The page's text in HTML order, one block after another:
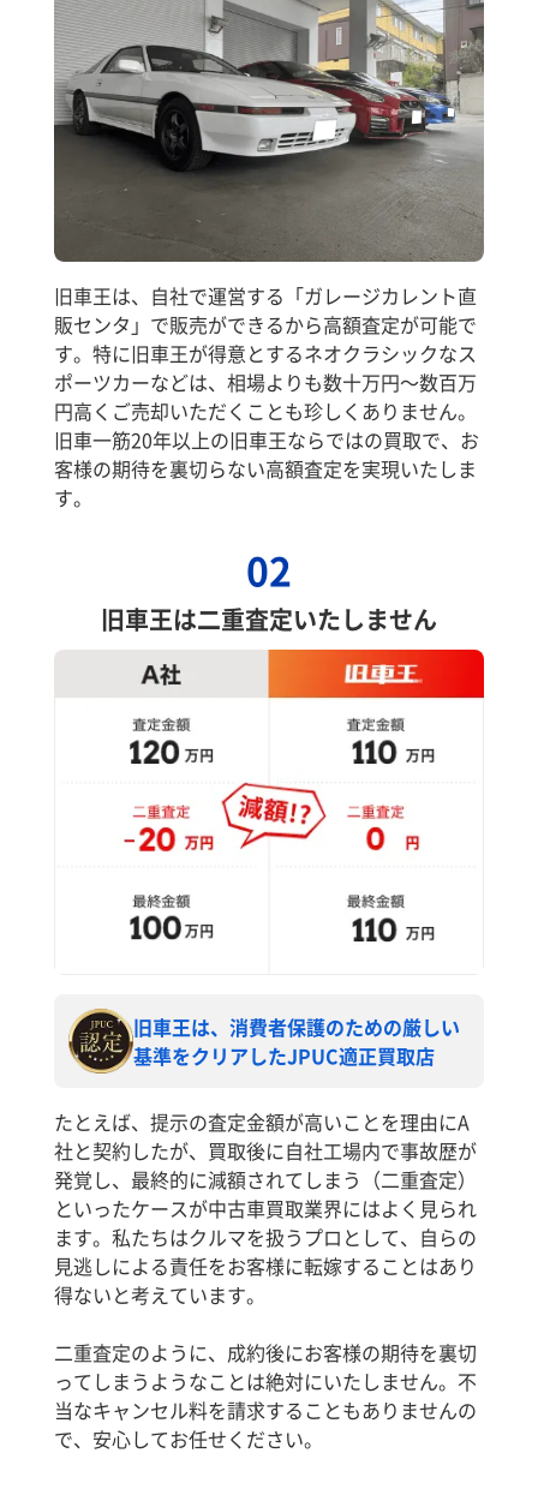
旧車王は、自社で運営する「ガレージカレント直
販センタ」で販売ができるから高額査定が可能で
す。特に旧車王が得意とするネオクラシックなス
ポーツカーなどは、相場よりも数十万円～数百万
円高くご売却いただくことも珍しくありません。
旧車一筋20年以上の旧車王ならではの買取で、お
客様の期待を裏切らない高額査定を実現いたしま
す。
02
旧車王は二重査定いたしません
旧車王は、消費者保護のための厳しい
基準をクリアしたJPUC適正買取店
たとえば、提示の査定金額が高いことを理由にA
社と契約したが、買取後に自社工場内で事故歴が
発覚し、最終的に減額されてしまう（二重査定）
といったケースが中古車買取業界にはよく見られ
ます。私たちはクルマを扱うプロとして、自らの
見逃しによる責任をお客様に転嫁することはあり
得ないと考えています。
二重査定のように、成約後にお客様の期待を裏切
ってしまうようなことは絶対にいたしません。不
当なキャンセル料を請求することもありませんの
で、安心してお任せください。